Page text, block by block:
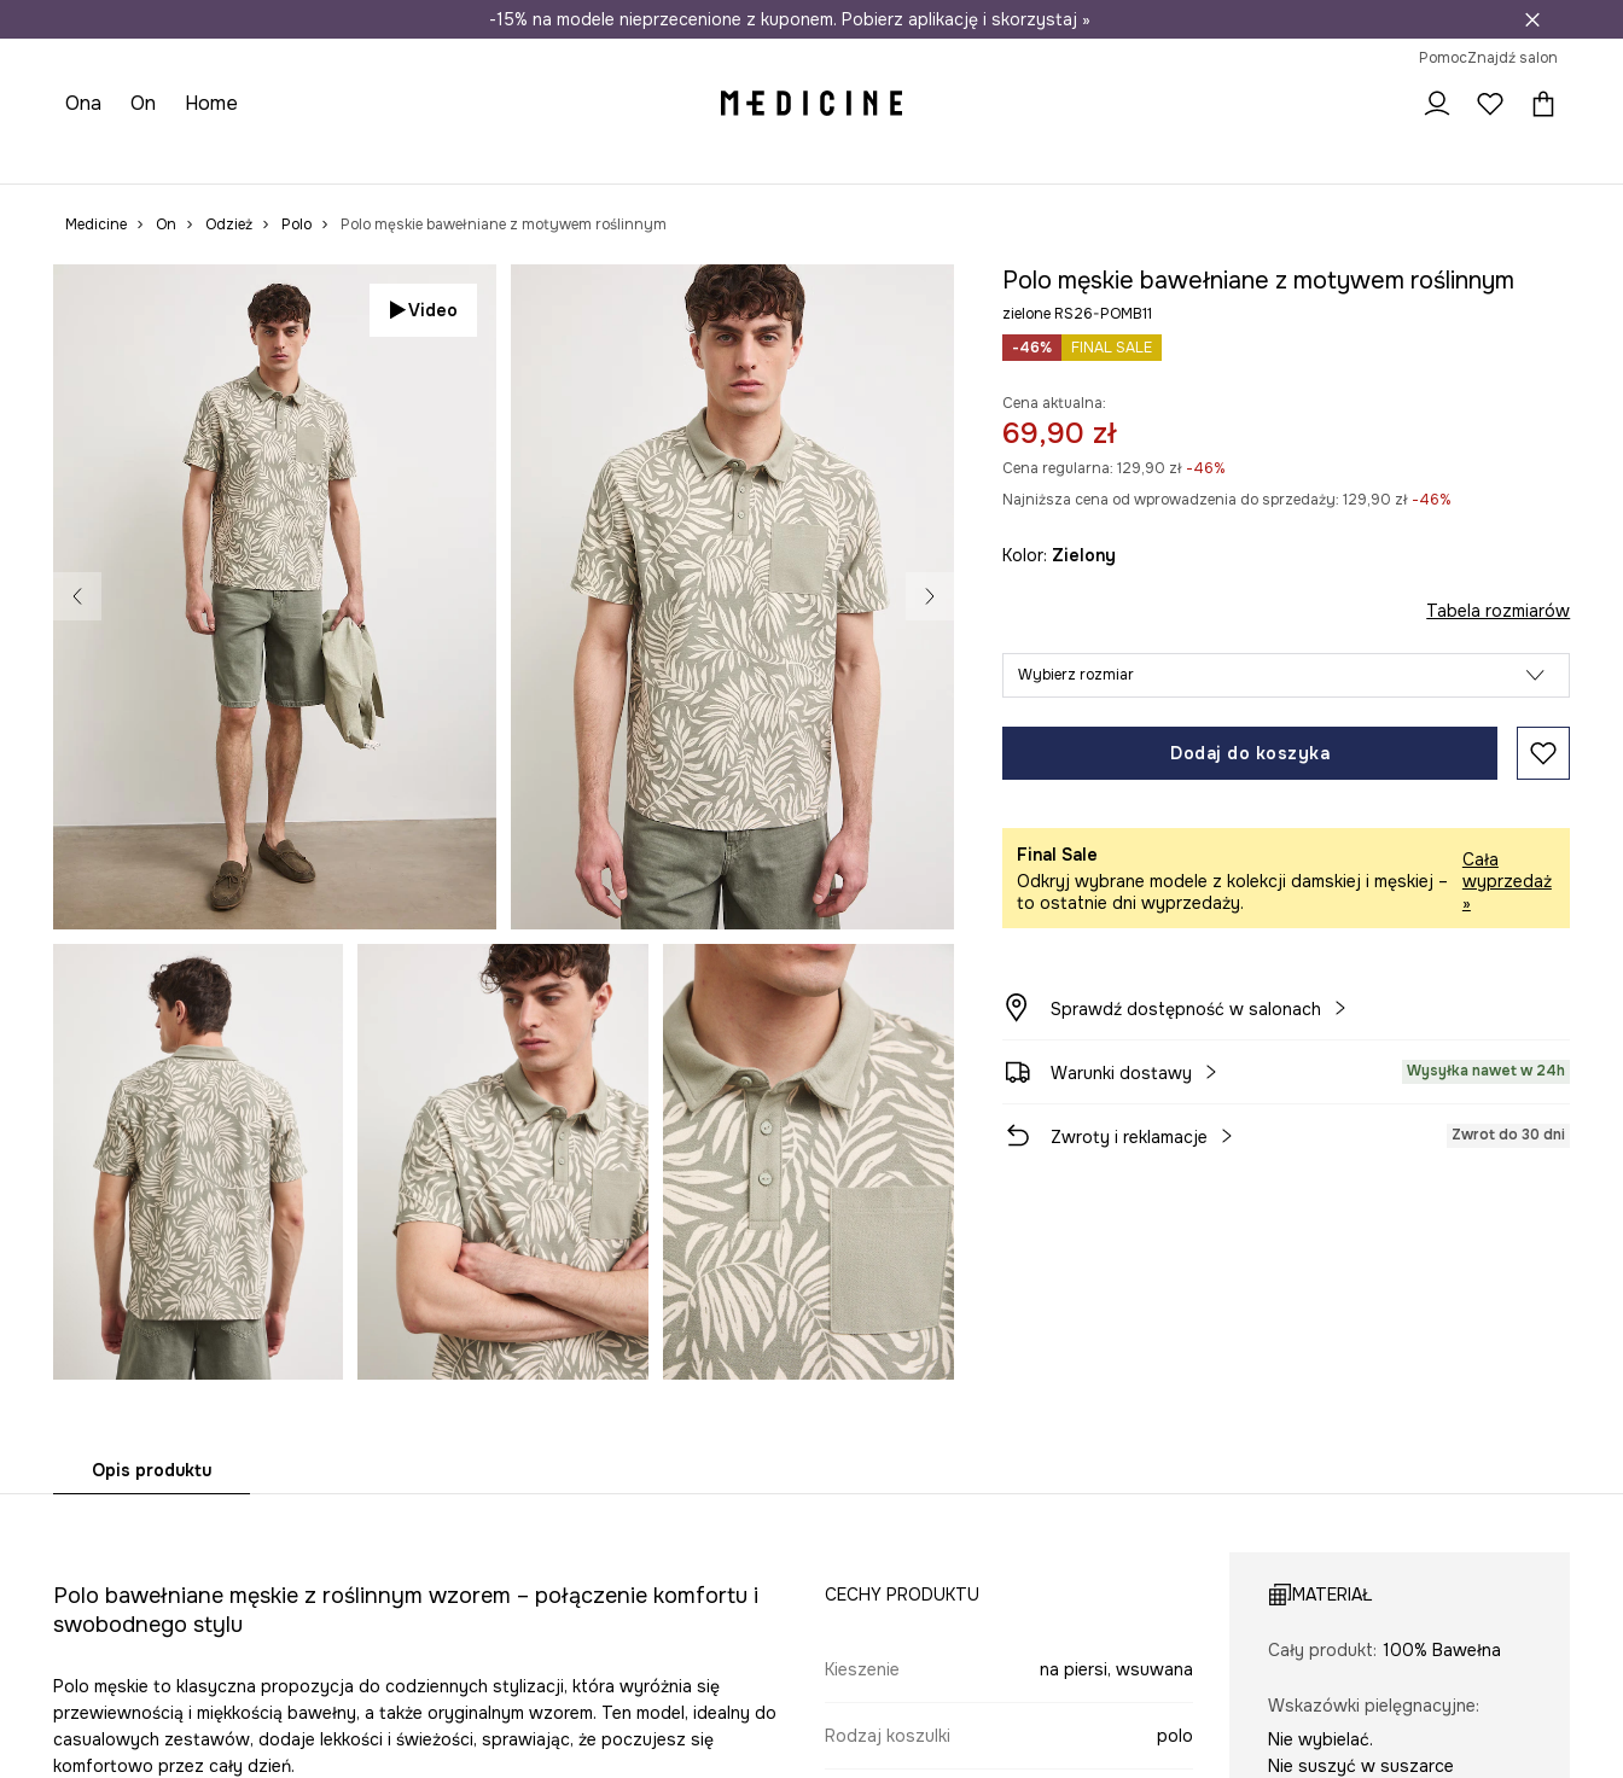
Wysyłka nawet w 24h Darmowa dostawa do salonów 30 dni na zwrot
-15% na modele nieprzecenione z kuponem. Pobierz aplikację i skorzystaj »
PomocZnajdź salon
Ona On Home
Medicine On Odzież Polo Polo męskie bawełniane z motywem roślinnym
Video
Polo męskie bawełniane z motywem roślinnym
zielone RS26-POMB11
-46%
FINAL SALE
Cena aktualna:
69,90 zł
Cena regularna: 129,90 zł-46%
Najniższa cena od wprowadzenia do sprzedaży: 129,90 zł -46%
Kolor: zielony
Tabela rozmiarów
Wybierz rozmiar
Dodaj do koszyka
Final Sale
Odkryj wybrane modele z kolekcji damskiej i męskiej –
to ostatnie dni wyprzedaży.
Cała
wyprzedaż
»
Sprawdź dostępność w salonach
Warunki dostawy Wysyłka nawet w 24h
Zwroty i reklamacje Zwrot do 30 dni
Opis produktu
Polo bawełniane męskie z roślinnym wzorem – połączenie komfortu i
swobodnego stylu
Polo męskie to klasyczna propozycja do codziennych stylizacji, która wyróżnia się
przewiewnością i miękkością bawełny, a także oryginalnym wzorem. Ten model, idealny do
casualowych zestawów, dodaje lekkości i świeżości, sprawiając, że poczujesz się
komfortowo przez cały dzień.
CECHY PRODUKTU
Kieszenie na piersi, wsuwana
Rodzaj koszulki polo
MATERIAŁ
Cały produkt: 100% Bawełna
Wskazówki pielęgnacyjne:
Nie wybielać.
Nie suszyć w suszarce